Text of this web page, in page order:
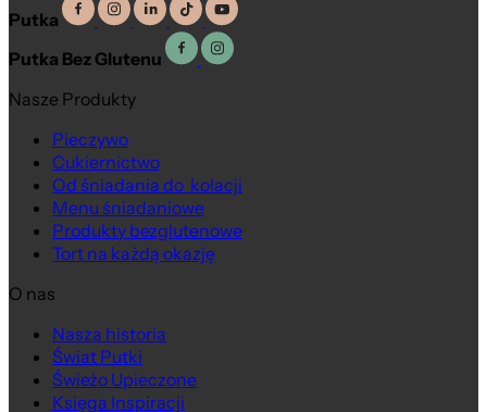
Putka
Putka Bez Glutenu
Nasze Produkty
Pieczywo
Cukiernictwo
Od śniadania do kolacji
Menu śniadaniowe
Produkty bezglutenowe
Tort na każdą okazję
O nas
Nasza historia
Świat Putki
Świeżo Upieczone
Księga Inspiracji